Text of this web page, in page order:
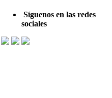
Síguenos en las redes
sociales